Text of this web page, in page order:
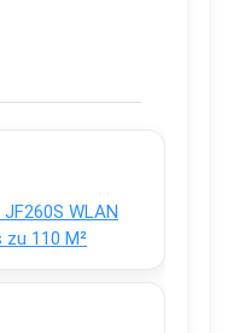
WLAN
110 M²